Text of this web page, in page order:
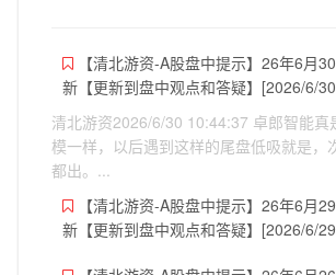
【清北游资-A股盘中提示】26年6月
新【更新到盘中观点和答疑】[2026/6/
清北游资2026/6/30 10:44:37 卓郎智能真
模一样，以后遇到这样的尾盘低吸就是，
都出。...
【清北游资-A股盘中提示】26年6月
新【更新到盘中观点和答疑】[2026/6/